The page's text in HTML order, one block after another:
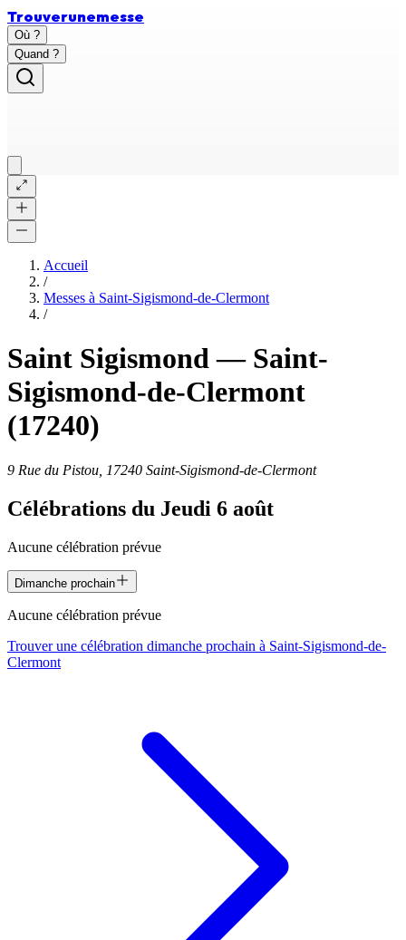
Trouverunemesse
Où ?
Quand ?
Accueil
/
Messes à Saint-Sigismond-de-Clermont
/
Saint Sigismond— Saint-
Sigismond-de-Clermont
(17240)
9 Rue du Pistou, 17240 Saint-Sigismond-de-Clermont
Célébrations du Jeudi 6 août
Aucune célébration prévue
Dimanche prochain
Aucune célébration prévue
Trouver une célébration dimanche prochain à Saint-Sigismond-de-
Clermont